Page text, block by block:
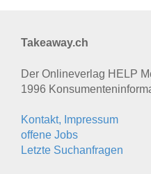
Takeaway.ch
Der Onlineverlag HELP
1996
Kontakt, Impressum
offene Jobs
Letzte Suchanfragen